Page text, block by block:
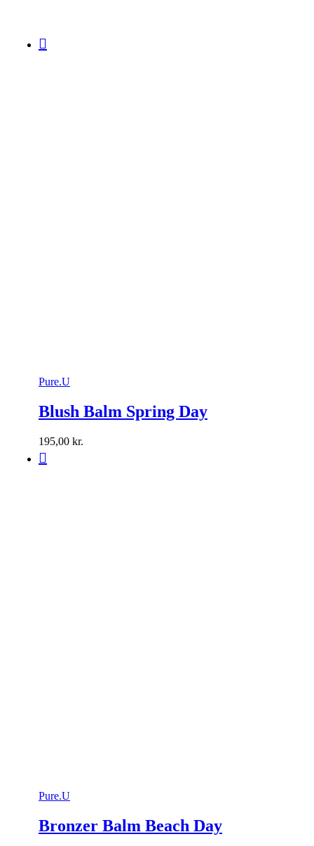
Pure.U
Blush Balm Spring Day
195,00 kr.
Pure.U
Bronzer Balm Beach Day